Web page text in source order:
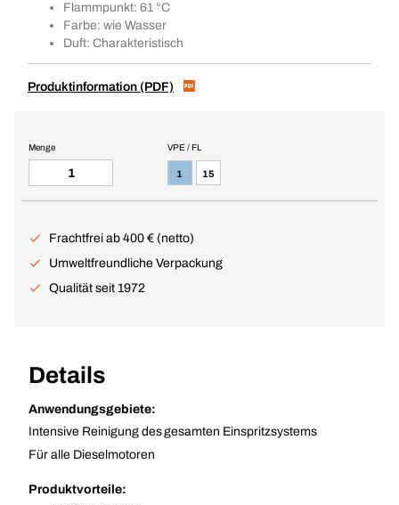
Flammpunkt: 61 °C
Farbe: wie Wasser
Duft: Charakteristisch
Produktinformation (PDF)
VPE / FL
1 15
Menge
Frachtfrei ab 400 € (netto)
Umweltfreundliche Verpackung
Qualität seit 1972
Details
Anwendungsgebiete:
Intensive Reinigung des gesamten Einspritzsystems
Für alle Dieselmotoren
Produktvorteile: